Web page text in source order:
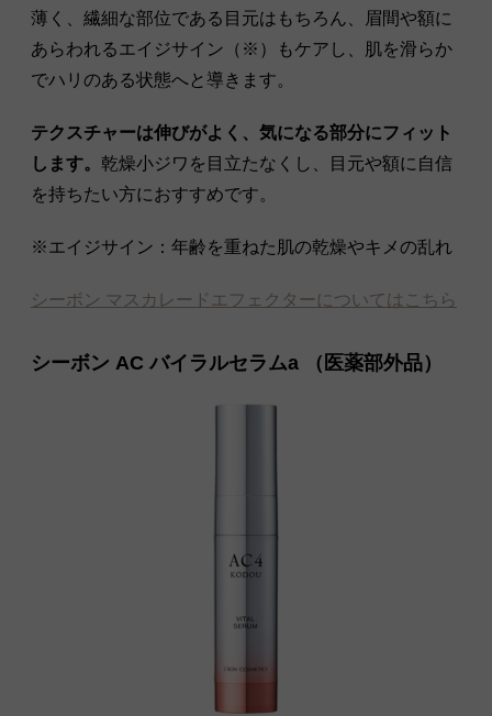
薄く、繊細な部位である目元はもちろん、眉間や額に
あらわれるエイジサイン（※）もケアし、肌を滑らか
でハリのある状態へと導きます。
テクスチャーは伸びがよく、気になる部分にフィット
します。 乾燥小ジワを目立たなくし、目元や額に自信
を持ちたい方におすすめです。
※エイジサイン：年齢を重ねた肌の乾燥やキメの乱れ
シーボン マスカレードエフェクターについてはこちら
シーボン AC バイラルセラムa （医薬部外品）